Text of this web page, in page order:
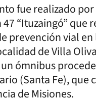
fue realizado
“Ituzaingó” que
prevención vial
de Villa
ómnibus
(Santa Fe), que
de Misiones.